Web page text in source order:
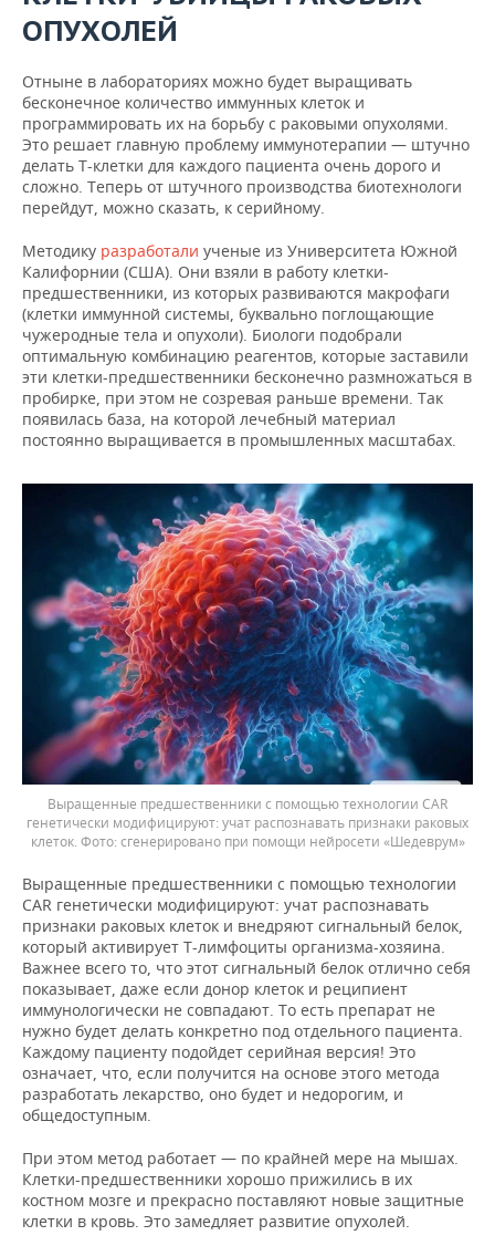
ОПУХОЛЕЙ
Отныне в лабораториях можно будет выращивать
бесконечное количество иммунных клеток и
программировать их на борьбу с раковыми опухолями.
Это решает главную проблему иммунотерапии — штучно
делать Т-клетки для каждого пациента очень дорого и
сложно. Теперь от штучного производства биотехнологи
перейдут, можно сказать, к серийному.
Методику разработали ученые из Университета Южной
Калифорнии (США). Они взяли в работу клетки-
предшественники, из которых развиваются макрофаги
(клетки иммунной системы, буквально поглощающие
чужеродные тела и опухоли). Биологи подобрали
оптимальную комбинацию реагентов, которые заставили
эти клетки-предшественники бесконечно размножаться в
пробирке, при этом не созревая раньше времени. Так
появилась база, на которой лечебный материал
постоянно выращивается в промышленных масштабах.
Выращенные предшественники с помощью технологии CAR
генетически модифицируют: учат распознавать признаки раковых
клеток.
сгенерировано при помощи нейросети «Шедеврум»
Выращенные предшественники с помощью технологии
CAR генетически модифицируют: учат распознавать
признаки раковых клеток и внедряют сигнальный белок,
который активирует Т-лимфоциты организма-хозяина.
Важнее всего то, что этот сигнальный белок отлично себя
показывает, даже если донор клеток и реципиент
иммунологически не совпадают. То есть препарат не
нужно будет делать конкретно под отдельного пациента.
Каждому пациенту подойдет серийная версия! Это
означает, что, если получится на основе этого метода
разработать лекарство, оно будет и недорогим, и
общедоступным.
При этом метод работает — по крайней мере на мышах.
Клетки-предшественники хорошо прижились в их
костном мозге и прекрасно поставляют новые защитные
клетки в кровь. Это замедляет развитие опухолей.